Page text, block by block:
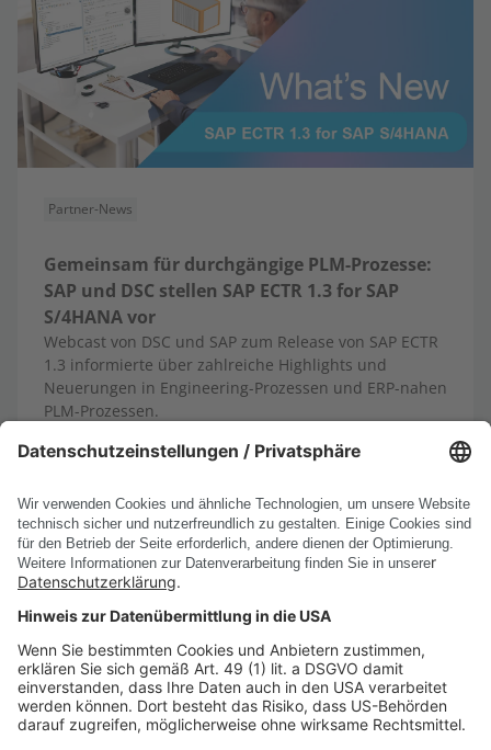
Partner-News
Gemeinsam für durchgängige PLM-Prozesse:
SAP und DSC stellen SAP ECTR 1.3 for SAP
S/4HANA vor
Webcast von DSC und SAP zum Release von SAP ECTR
1.3 informierte über zahlreiche Highlights und
Neuerungen in Engineering-Prozessen und ERP-nahen
PLM-Prozessen.
13.10.2025 Mehr erfahren
Alle News anzeigen